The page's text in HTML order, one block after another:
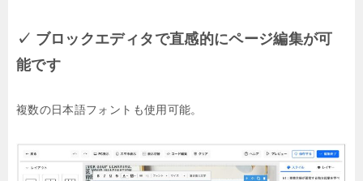
✓ ブロックエディタで直感的にページ編集が可
能です
複数の日本語フォントも使用可能。